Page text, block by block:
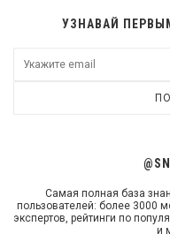
Самая полная база
пользователей: более 3000
экспертов, рейтинги по
и
УЗНАВАЙ